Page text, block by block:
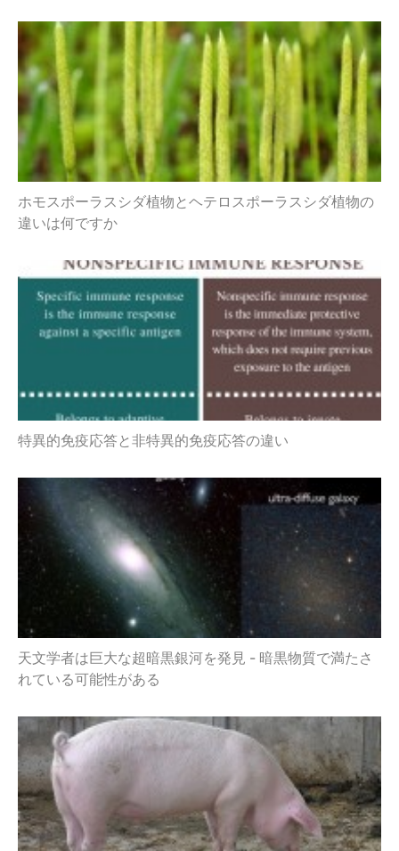
ホモスポーラスシダ植物とヘテロスポーラスシダ植物の
違いは何ですか
特異的免疫応答と非特異的免疫応答の違い
天文学者は巨大な超暗黒銀河を発見 - 暗黒物質で満たさ
れている可能性がある